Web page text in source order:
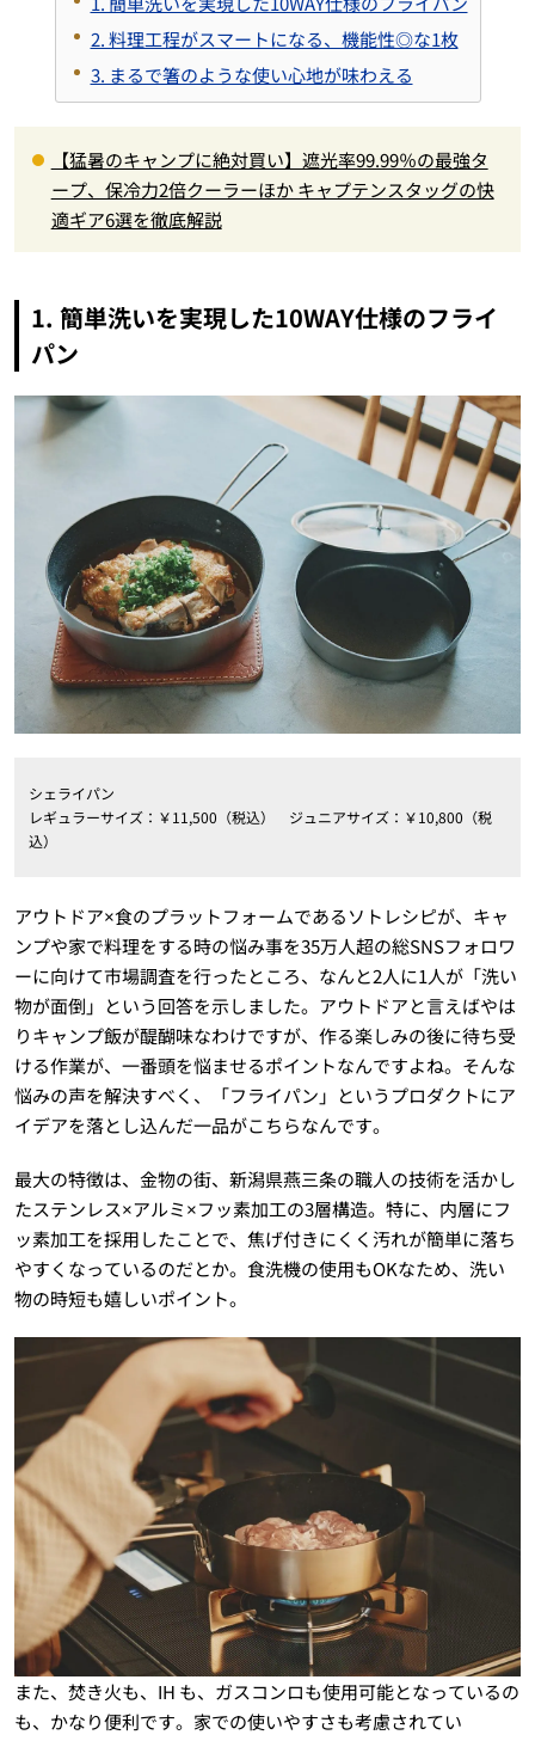
2. 料理工程がスマートになる、機能性◎な1枚
3. まるで箸のような使い心地が味わえる
【猛暑のキャンプに絶対買い】遮光率99.99％の最強タ
ープ、保冷力2倍クーラーほか キャプテンスタッグの快
適ギア6選を徹底解説
1. 簡単洗いを実現した10WAY仕様のフライ
パン
シェライパン
レギュラーサイズ：￥11,500（税込） ジュニアサイズ：￥10,800（税
込）
アウトドア×食のプラットフォームであるソトレシピが、キャ
ンプや家で料理をする時の悩み事を35万人超の総SNSフォロワ
ーに向けて市場調査を行ったところ、なんと2人に1人が「洗い
物が面倒」という回答を示しました。アウトドアと言えばやは
りキャンプ飯が醍醐味なわけですが、作る楽しみの後に待ち受
ける作業が、一番頭を悩ませるポイントなんですよね。そんな
悩みの声を解決すべく、「フライパン」というプロダクトにア
イデアを落とし込んだ一品がこちらなんです。
最大の特徴は、金物の街、新潟県燕三条の職人の技術を活かし
たステンレス×アルミ×フッ素加工の3層構造。特に、内層にフ
ッ素加工を採用したことで、焦げ付きにくく汚れが簡単に落ち
やすくなっているのだとか。食洗機の使用もOKなため、洗い
物の時短も嬉しいポイント。
また、焚き火も、IH も、ガスコンロも使用可能となっているの
も、かなり便利です。家での使いやすさも考慮されてい